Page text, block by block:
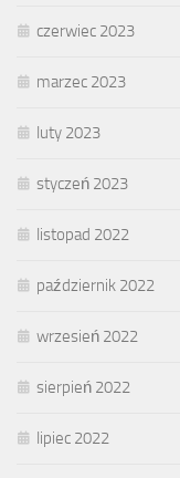
czerwiec 2023
marzec 2023
luty 2023
styczeń 2023
listopad 2022
październik 2022
wrzesień 2022
sierpień 2022
lipiec 2022